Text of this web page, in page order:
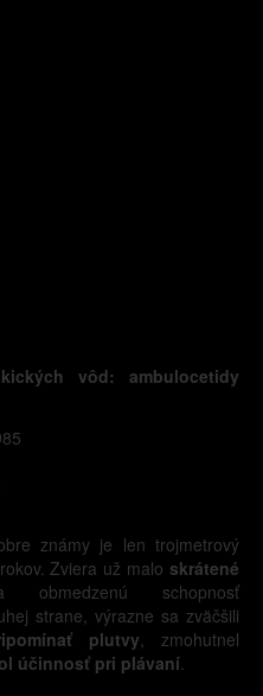
vôd: ambulocetidy
známy je len trojmetrový
Zviera už malo skrátené
schopnosť
strane, výrazne sa zväčšili
plutvy , zmohutnel
účinnosť pri plávaní